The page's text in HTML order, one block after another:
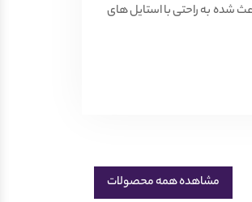
شده به راحتی با استایل های
مشاهده همه محصولات